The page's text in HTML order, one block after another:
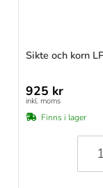
Sikte och korn
925 kr
inkl. moms
Finns i lager